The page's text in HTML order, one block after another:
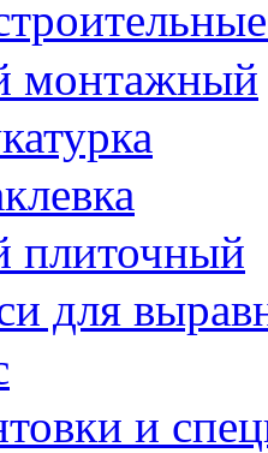
монтажный
плиточный
для
и